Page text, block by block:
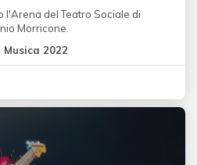
l'Arena del Teatro Sociale di
Morricone.
2022